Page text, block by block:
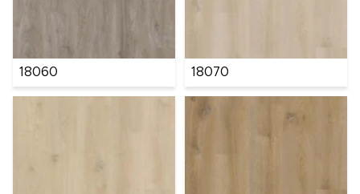
18060 18070